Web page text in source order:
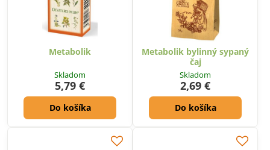
Metabolik
Skladom
5,79 €
Do košíka
Metabolik bylinný sypaný
čaj
Skladom
2,69 €
Do košíka